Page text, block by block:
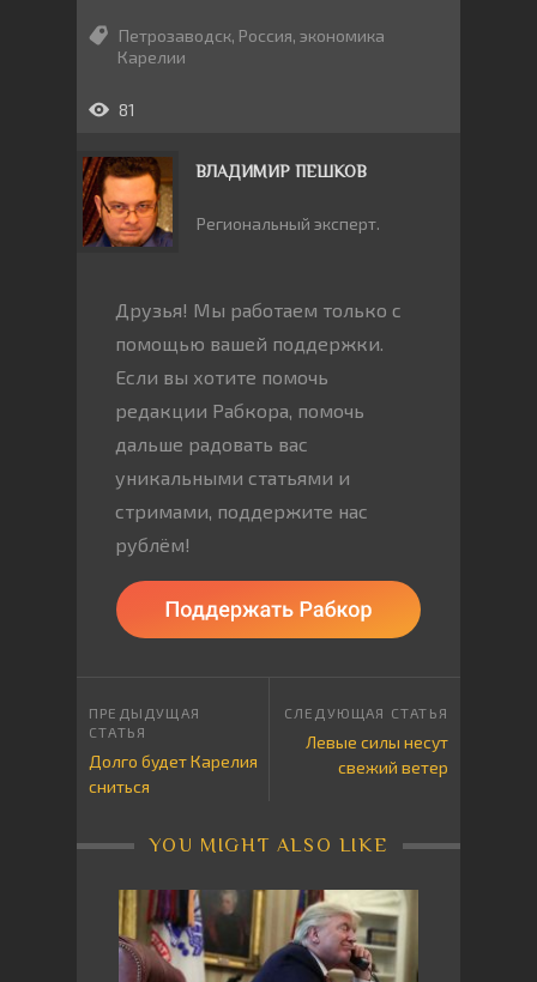
Петрозаводск, Россия, экономика
Карелии
81
ВЛАДИМИР ПЕШКОВ
Региональный эксперт.
Друзья! Мы работаем только с
помощью вашей поддержки.
Если вы хотите помочь
редакции Рабкора, помочь
дальше радовать вас
уникальными статьями и
стримами, поддержите нас
рублём!
Долго будет Карелия
сниться
Левые силы несут
свежий ветер
YOU MIGHT ALSO LIKE